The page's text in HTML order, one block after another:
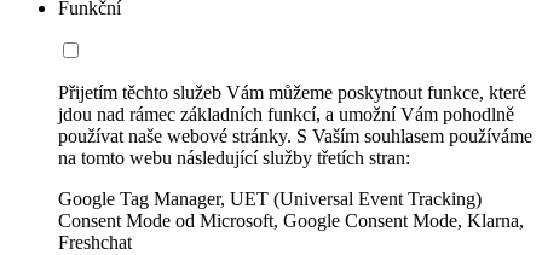
Funkční
Přijetím těchto služeb Vám můžeme poskytnout funkce, které
jdou nad rámec základních funkcí, a umožní Vám pohodlně
používat naše webové stránky. S Vaším souhlasem používáme
na tomto webu následující služby třetích stran:
Google Tag Manager, UET (Universal Event Tracking)
Consent Mode od Microsoft, Google Consent Mode, Klarna,
Freshchat